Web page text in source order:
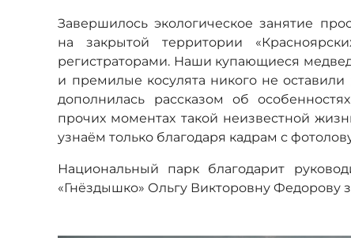
Завершилось экологическое занятие
на закрытой территории
регистраторами. Наши купающиеся
и премилые косулята никого не
дополнилась рассказом об
прочих моментах такой неизвестной
узнаём только благодаря кадрам с
Национальный парк благодарит
«Гнёздышко» Ольгу Викторовну Федорову